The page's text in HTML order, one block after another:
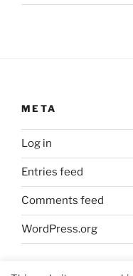
META
Log in
Entries feed
Comments feed
WordPress.org